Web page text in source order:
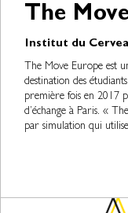
The
Institut du
The Move Europe est
destination des
première fois en 2017
d’échange à Paris. «
par simulation qui